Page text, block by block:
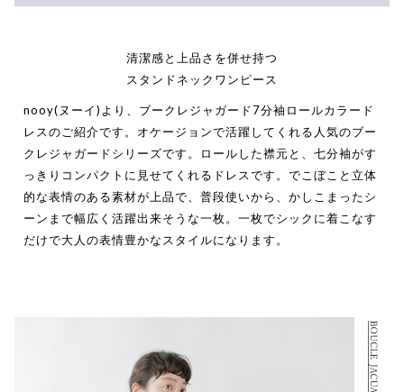
清潔感と上品さを併せ持つ
スタンドネックワンピース
nooy(ヌーイ)より、ブークレジャガード7分袖ロールカラード
レスのご紹介です。オケージョンで活躍してくれる人気のブー
クレジャガードシリーズです。ロールした襟元と、七分袖がす
っきりコンパクトに見せてくれるドレスです。でこぼこと立体
的な表情のある素材が上品で、普段使いから、かしこまったシ
ーンまで幅広く活躍出来そうな一枚。一枚でシックに着こなす
だけで大人の表情豊かなスタイルになります。